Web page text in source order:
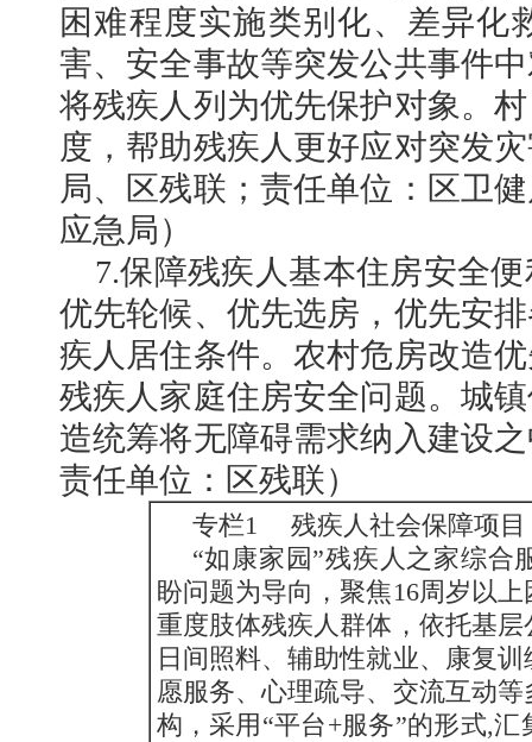
困难程度实施类别化、差异化
害、安全事故等突发公共事件
将残疾人列为优先保护对象。
度，帮助残疾人更好应对突发
局、区残联；责任单位：区卫
应急局）
7.保障残疾人基本住房安全
优先轮候、优先选房，优先安
疾人居住条件。农村危房改造
残疾人家庭住房安全问题。城
造统筹将无障碍需求纳入建设
责任单位：区残联）
专栏1 残疾人社会保障项目
“如康家园”残疾人之家综合
盼问题为导向，聚焦16周岁以
重度肢体残疾人群体，依托基
日间照料、辅助性就业、康复
愿服务、心理疏导、交流互动
构，采用“平台+服务”的形式,